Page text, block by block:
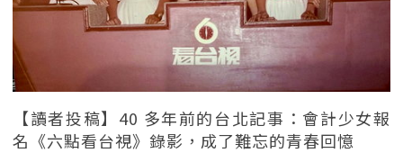
【讀者投稿】40 多年前的台北記事：會計少女報
名《六點看台視》錄影，成了難忘的青春回憶